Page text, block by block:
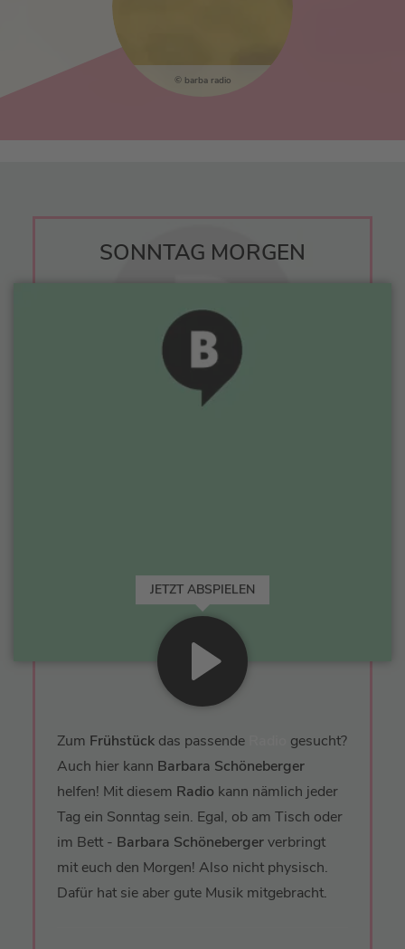
barba radio
SONNTAG MORGEN
JETZT ABSPIELEN
Zum Frühstück das passende
gesucht?
Auch hier kann Barbara Schöneberger
helfen! Mit diesem Radio kann nämlich jeder
Tag ein Sonntag sein. Egal, ob am Tisch oder
im Bett - Barbara Schönebergerverbringt
mit euch den Morgen! Also nicht physisch.
Dafür hat sie aber gute Musik mitgebracht.